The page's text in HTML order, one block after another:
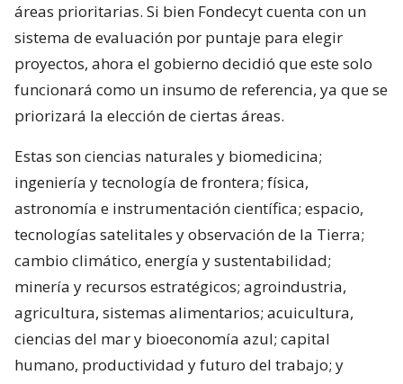
áreas prioritarias. Si bien Fondecyt cuenta con un
sistema de evaluación por puntaje para elegir
proyectos, ahora el gobierno decidió que este solo
funcionará como un insumo de referencia, ya que se
priorizará la elección de ciertas áreas.
Estas son ciencias naturales y biomedicina;
ingeniería y tecnología de frontera; física,
astronomía e instrumentación científica; espacio,
tecnologías satelitales y observación de la Tierra;
cambio climático, energía y sustentabilidad;
minería y recursos estratégicos; agroindustria,
agricultura, sistemas alimentarios; acuicultura,
ciencias del mar y bioeconomía azul; capital
humano, productividad y futuro del trabajo; y